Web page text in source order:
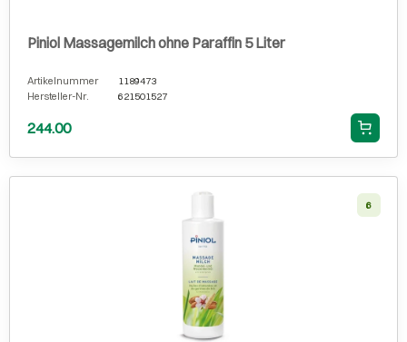
Piniol Massagemilch ohne Paraffin 5 Liter
Artikelnummer
1189473
Hersteller-Nr.
621501527
244.00
6